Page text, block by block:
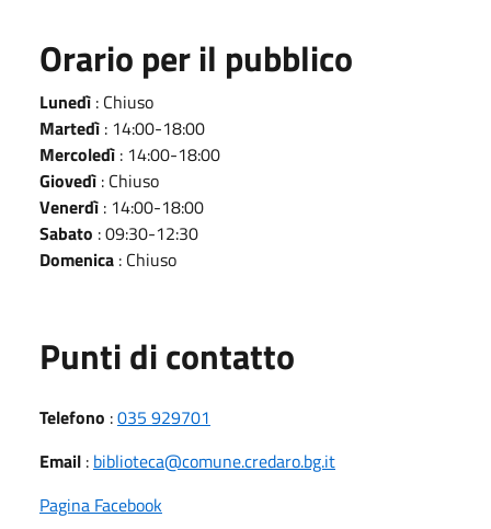
Orario per il pubblico
Lunedì : Chiuso
Martedì : 14:00-18:00
Mercoledì : 14:00-18:00
Giovedì : Chiuso
Venerdì : 14:00-18:00
Sabato : 09:30-12:30
Domenica : Chiuso
Punti di contatto
Telefono :035 929701
Email : biblioteca@comune.credaro.bg.it
Pagina Facebook